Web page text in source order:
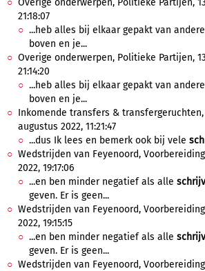
Overige onderwerpen, Politieke Partijen,
21:18:07
...heb alles bij elkaar gepakt van andere
boven en je...
Overige onderwerpen, Politieke Partijen,
21:14:20
...heb alles bij elkaar gepakt van andere
boven en je...
Inkomende transfers &
augustus 2022, 11:21:47
...dus Ik lees en bemerk ook bij vele
Wedstrijden van Feyenoord,
2022, 19:17:06
...en ben minder negatief als alle
geven. Er is geen...
Wedstrijden van Feyenoord,
2022, 19:15:15
...en ben minder negatief als alle
geven. Er is geen...
Wedstrijden van Feyenoord,